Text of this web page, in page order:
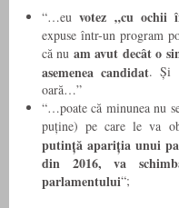
“…euvotez „cu ochii
expuse într-un program
că nu am avut decât o
asemenea candidat. Și
oară…”
“…poate că minunea nu
puține) pe care le va
putință apariția unui
din 2016, va
parlamentului“;